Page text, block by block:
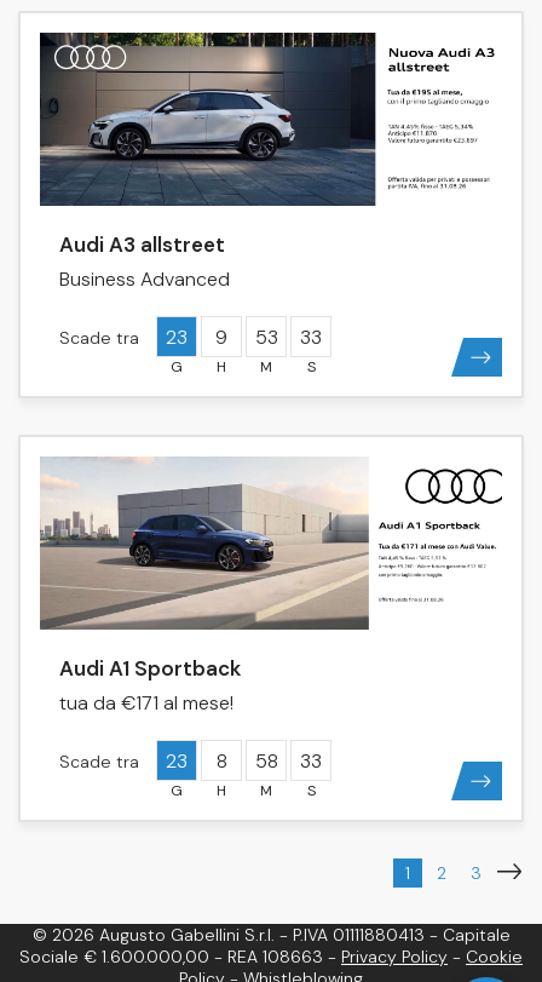
Audi A3 allstreet
Business Advanced
Scade tra 23 9 53 33
Audi A1 Sportback
tua da €171 al mese!
Scade tra 23 8 58 33
1 2 3
© 2026 Augusto Gabellini S.r.l. - P.IVA 01111880413 - Capitale
Sociale € 1.600.000,00 - REA 108663 - Privacy Policy - Cookie